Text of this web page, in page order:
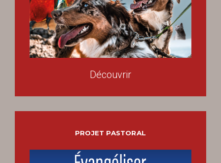
Découvrir
PROJET PASTORAL